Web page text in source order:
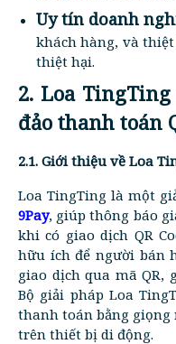
Uy tín doanh
khách hàng, và
thiệt hại.
2. Loa
đảo thanh toán
2.1. Giới thiệu về Loa
Loa TingTing là một
9Pay, giúp thông báo
khi có giao dịch QR
hữu ích để người bán
giao dịch qua mã
Bộ giải pháp Loa
thanh toán bằng
trên thiết bị di động.